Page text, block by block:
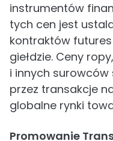
instrumentów
tych cen jest
kontraktów
giełdzie. Ceny
i innych
przez transakcje
globalne rynki
Promowanie